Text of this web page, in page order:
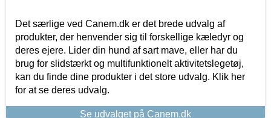
Det særlige ved Canem.dk er det brede udvalg af
produkter, der henvender sig til forskellige kæledyr og
deres ejere. Lider din hund af sart mave, eller har du
brug for slidstærkt og multifunktionelt aktivitetslegetøj,
kan du finde dine produkter i det store udvalg. Klik her
for at se deres udvalg.
Se udvalget på Canem.dk